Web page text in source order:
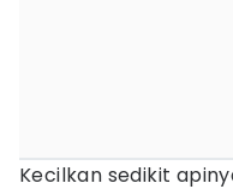
Kecilkan sedikit